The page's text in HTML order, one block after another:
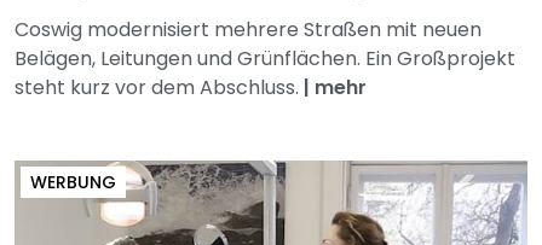
Coswig modernisiert mehrere Straßen mit neuen
Belägen, Leitungen und Grünflächen. Ein Großprojekt
steht kurz vor dem Abschluss. | mehr
WERBUNG